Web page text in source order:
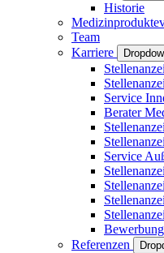
Historie
Team
Karriere
Service
Berater
Service
Referenzen